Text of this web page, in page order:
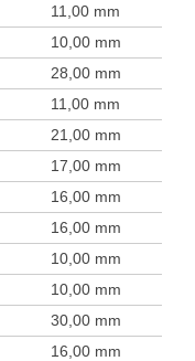
11,00 mm
10,00 mm
28,00 mm
11,00 mm
21,00 mm
17,00 mm
16,00 mm
16,00 mm
10,00 mm
10,00 mm
30,00 mm
16,00 mm